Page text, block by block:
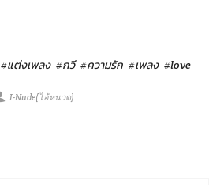
#แต่งเพลง #กวี #ความรัก #เพลง #love
I-Nude(ไอ้หนวด)